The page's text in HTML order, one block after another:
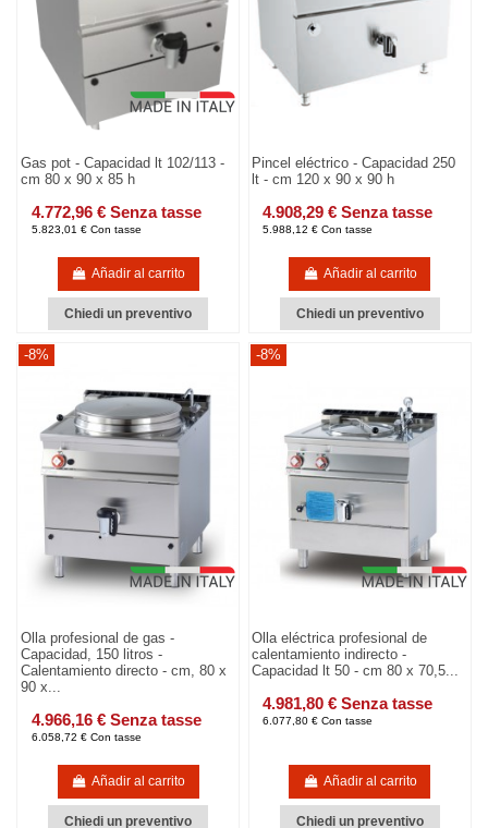
Gas pot - Capacidad lt 102/113 -
cm 80 x 90 x 85 h
4.772,96 € Senza tasse
5.823,01 € Con tasse
Añadir al carrito
Chiedi un preventivo
Pincel eléctrico - Capacidad 250
lt - cm 120 x 90 x 90 h
4.908,29 € Senza tasse
5.988,12 € Con tasse
Añadir al carrito
Chiedi un preventivo
-8%
Olla profesional de gas -
Capacidad, 150 litros -
Calentamiento directo - cm, 80 x
90 x...
4.966,16 € Senza tasse
6.058,72 € Con tasse
Añadir al carrito
Chiedi un preventivo
-8%
Olla eléctrica profesional de
calentamiento indirecto -
Capacidad lt 50 - cm 80 x 70,5...
4.981,80 € Senza tasse
6.077,80 € Con tasse
Añadir al carrito
Chiedi un preventivo